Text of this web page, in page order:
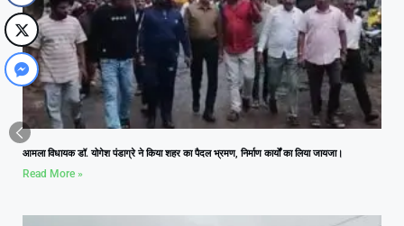
आमला विधायक डॉ. योगेश पंडाग्रे ने किया शहर का पैदल भ्रमण, निर्माण कार्यों का लिया जायजा।
Read More »